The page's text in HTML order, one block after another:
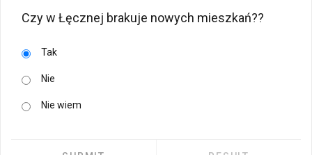
Czy w Łęcznej brakuje nowych mieszkań??
Tak
Nie
Nie wiem